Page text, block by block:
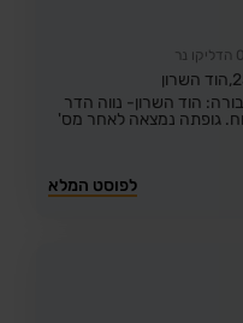
0 הדליקו נר
הוד השרון
הוד השרון- נווה הדר
גופתה נמצאה לאחר מס'
לפוסט המלא